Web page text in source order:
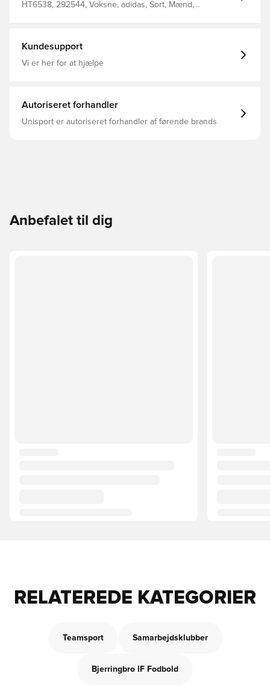
HT6538, 292544, Voksne, adidas, Sort, Mænd,
Kundesupport
Vi er her for at hjælpe
Autoriseret forhandler
Unisport er autoriseret forhandler af førende brands
Anbefalet til dig
RELATEREDE KATEGORIER
Teamsport Samarbejdsklubber
Bjerringbro IF Fodbold